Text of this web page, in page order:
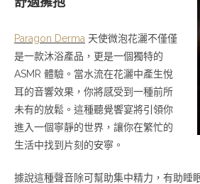
Paragon Derma 天使微泡花灑不僅僅
是一款沐浴產品，更是一個獨特的
ASMR 體驗。當水流在花灑中產生悅
耳的音響效果，你將感受到一種前所
未有的放鬆。這種聽覺饗宴將引領你
進入一個寧靜的世界，讓你在繁忙的
生活中找到片刻的安寧。
據說這種聲音除可幫助集中精力，有助睡